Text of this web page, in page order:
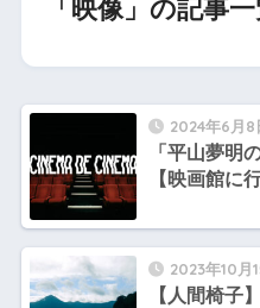
「映像」の記事
2024年6月8
「平山夢明
【映画館に
2023年10月
【人間椅子